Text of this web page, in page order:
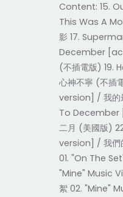
Content: 15.
This Was A
影 17.
December
(不插電版)
心神不寧 (不插
version] / 我的
To December
二月 (美國版)
version] / 我們
01. "On The
"Mine" Music
絮 02. "Mine"